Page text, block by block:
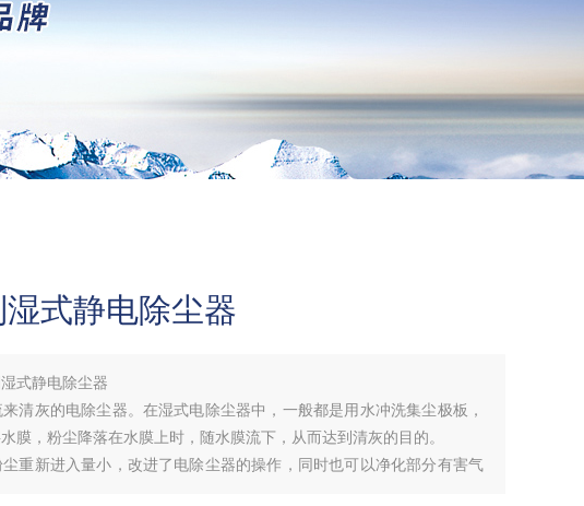
式静电除尘器
式静电除尘器
清灰的电除尘器。在湿式电除尘器中，一般都是用水冲洗集尘极板，
膜，粉尘降落在水膜上时，随水膜流下，从而达到清灰的目的。
重新进入量小，改进了电除尘器的操作，同时也可以净化部分有害气